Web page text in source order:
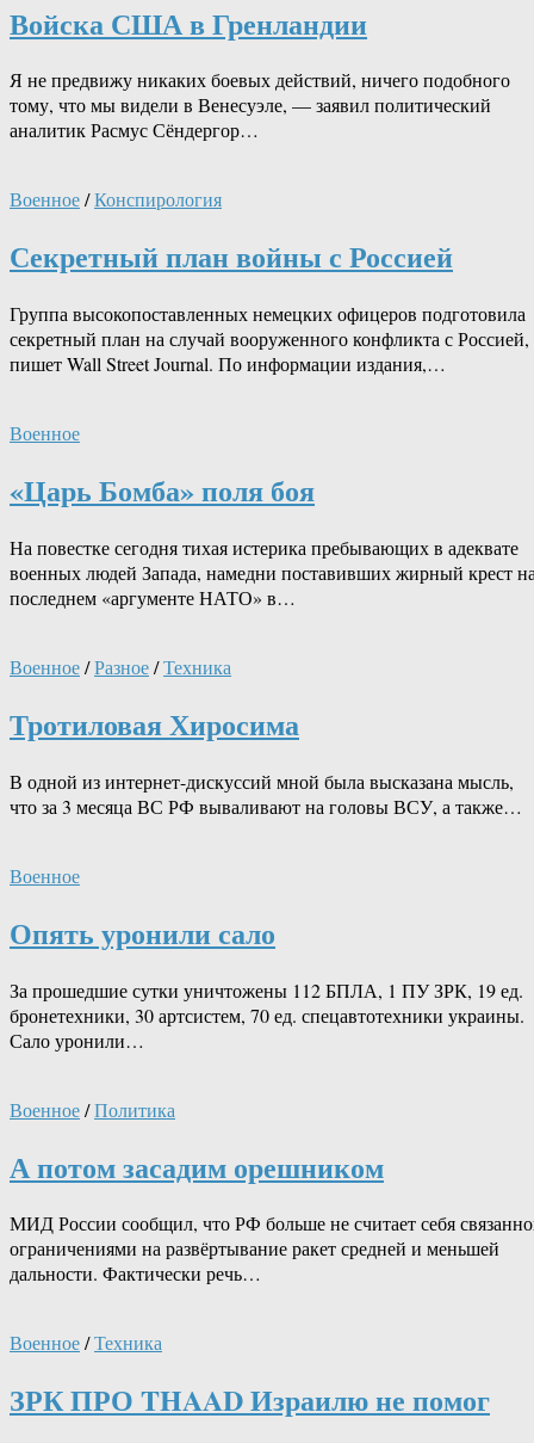
Войска США в Гренландии
Я не предвижу никаких боевых действий, ничего подобного
тому, что мы видели в Венесуэле, — заявил политический
аналитик Расмус Сёндергор…
Военное/Конспирология
Секретный план войны с Россией
Группа высокопоставленных немецких офицеров подготовила
секретный план на случай вооруженного конфликта с Россией,
пишет Wall Street Journal. По информации издания,…
Военное
«Царь Бомба» поля боя
На повестке сегодня тихая истерика пребывающих в адеквате
военных людей Запада, намедни поставивших жирный крест
последнем «аргументе НАТО» в…
Военное/Разное/Техника
Тротиловая Хиросима
В одной из интернет-дискуссий мной была высказана мысль,
что за 3 месяца ВС РФ вываливают на головы ВСУ, а также…
Военное
Опять уронили сало
За прошедшие сутки уничтожены 112 БПЛА, 1 ПУ ЗРК, 19 ед.
бронетехники, 30 артсистем, 70 ед. спецавтотехники украины.
Сало уронили…
Военное/Политика
А потом засадим орешником
МИД России сообщил, что РФ больше не считает себя
ограничениями на развёртывание ракет средней и меньшей
дальности. Фактически речь…
Военное/Техника
ЗРК ПРО THAAD Израилю не помог